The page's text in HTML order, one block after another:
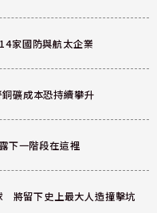
家國防與航太企業
礦成本恐持續攀升
下一階段在這裡
將留下史上最大人造撞擊坑